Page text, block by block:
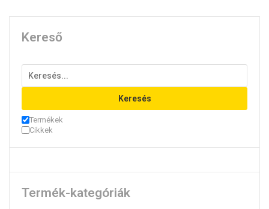
Kereső
Keresés
Termékek
Cikkek
Termék-kategóriák